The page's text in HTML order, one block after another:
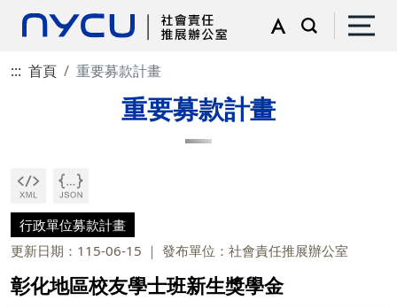
::: 首頁 重要募款計畫
重要募款計畫
行政單位募款計畫
更新日期：115-06-15
發布單位：社會責任推展辦公室
彰化地區校友學士班新生獎學金